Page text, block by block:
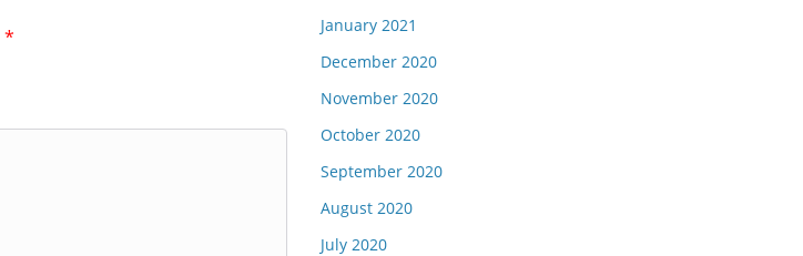
*
January 2021
December 2020
November 2020
October 2020
September 2020
August 2020
July 2020